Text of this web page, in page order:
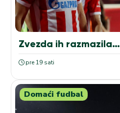
Zvezda ih razmazila…
pre 19 sati
Domaći fudbal